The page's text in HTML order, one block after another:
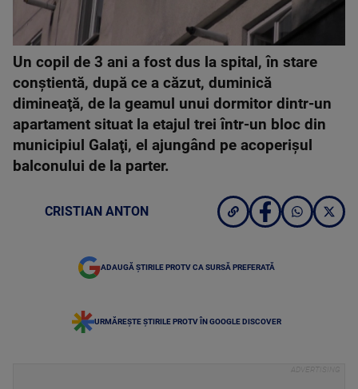
Un copil de 3 ani a fost dus la spital, în stare
conştientă, după ce a căzut, duminică
dimineaţă, de la geamul unui dormitor dintr-un
apartament situat la etajul trei într-un bloc din
municipiul Galaţi, el ajungând pe acoperişul
balconului de la parter.
CRISTIAN ANTON
ADAUGĂ ȘTIRILE PROTV CA SURSĂ PREFERATĂ
URMĂREȘTE ȘTIRILE PROTV ÎN GOOGLE DISCOVER